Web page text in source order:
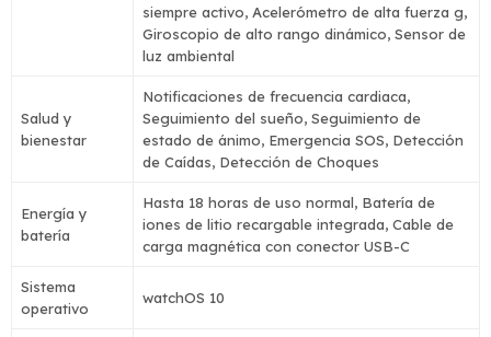
siempre activo, Acelerómetro de alta fuerza g,
Giroscopio de alto rango dinámico, Sensor de
luz ambiental
Salud y
bienestar
Notificaciones de frecuencia cardiaca,
Seguimiento del sueño, Seguimiento de
estado de ánimo, Emergencia SOS, Detección
de Caídas, Detección de Choques
Energía y
batería
Hasta 18 horas de uso normal, Batería de
iones de litio recargable integrada, Cable de
carga magnética con conector USB-C
Sistema
operativo
watchOS 10